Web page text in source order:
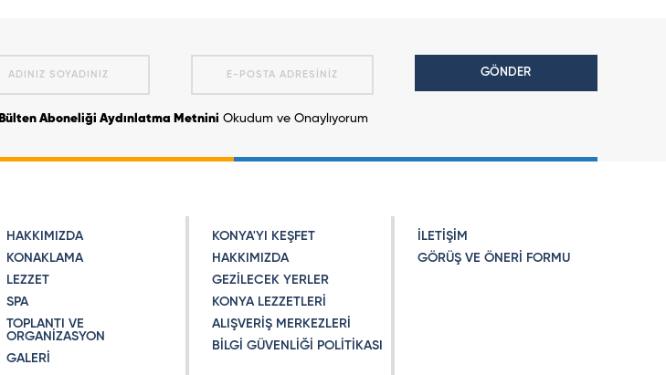
GÖNDER
Bülten Aboneliği Aydınlatma Metnini Okudum ve Onaylıyorum
HAKKIMIZDA
KONAKLAMA
LEZZET
SPA
TOPLANTI VE
ORGANİZASYON
GALERİ
KONYA'YI KEŞFET
HAKKIMIZDA
GEZİLECEK YERLER
KONYA LEZZETLERİ
ALIŞVERİŞ MERKEZLERİ
BİLGİ GÜVENLİĞİ POLİTİKASI
İLETİŞİM
GÖRÜŞ VE ÖNERİ FORMU